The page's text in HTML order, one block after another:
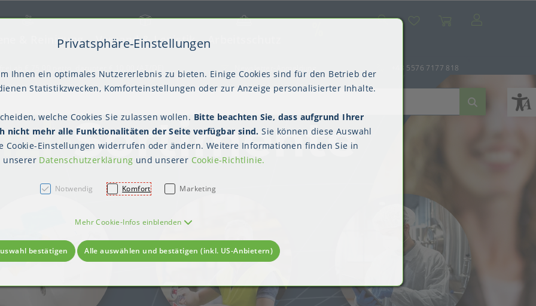
Tisch Gastroverpackungen Küchenbedarf Hygiene & Reinigung
& Reinigung
(PSA) Hygienepapiere Waschraumhygiene Kimberly-Clark™
Versand & Logistik
Palettensicherung Polstern & Kennzeichnen Versandverpackungen
Arbeitsschutz
Einweghauben Mundschutz Schutzkleidung Überschuhe
SucheWunschliste
+43 5576 7177 818
Sortimente
Privatsphäre-Einstellungen
Ihnen ein optimales Nutzererlebnis zu bieten. Einige Cookies sind für den Betrieb der
Statistikzwecken, Komforteinstellungen oder zur Anzeige personalisierter Inhalte.
welche Cookies Sie zulassen wollen. Bitte beachten Sie, dass aufgrund Ihrer
nicht mehr alle Funktionalitäten der Seite verfügbar sind. Sie können diese Auswahl
Cookie-Einstellungen widerrufen oder ändern. Weitere Informationen finden Sie in
unserer Datenschutzerklärung und unserer Cookie-Richtlinie.
Notwendig Komfort Marketing
Mehr Cookie-Infos einblenden
bestätigen Alle auswählen und bestätigen (inkl. US-Anbietern)